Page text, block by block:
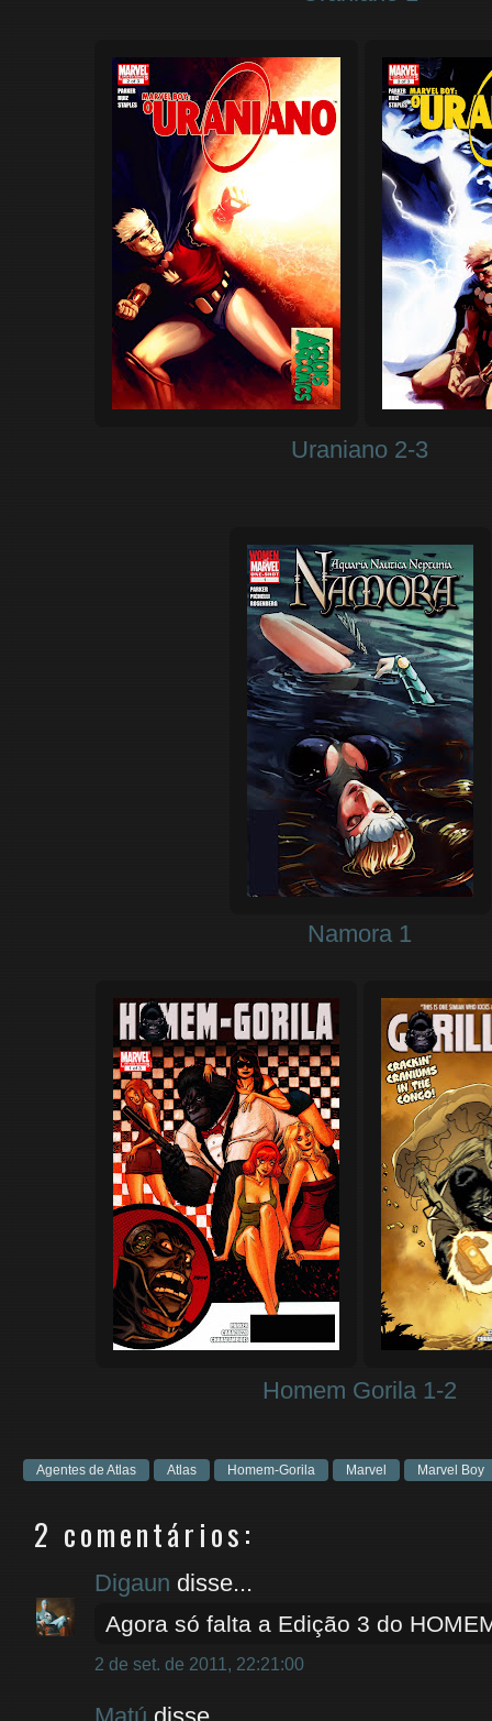
Uraniano 2-3
Namora 1
Homem Gorila 1-2
Agentes de Atlas Atlas Homem-Gorila Marvel Marvel Boy
2 comentários:
Digaun disse...
Agora só falta a Edição 3 do
2 de set. de 2011, 22:21:00